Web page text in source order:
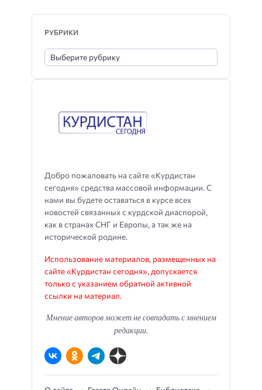
Добро пожаловать на сайте «Курдистан
сегодня» средства массовой информации. С
нами вы будете оставаться в курсе всех
новостей связанных с курдской диаспорой,
как в странах СНГ и Европы, а так же на
исторической родине.
Использование материалов, размещенных на
сайте «Курдистан сегодня», допускается
только с указанием обратной активной
ссылки на материал.
Мнение авторов может не совпадать с мнением
редакции.
РУБРИКИ